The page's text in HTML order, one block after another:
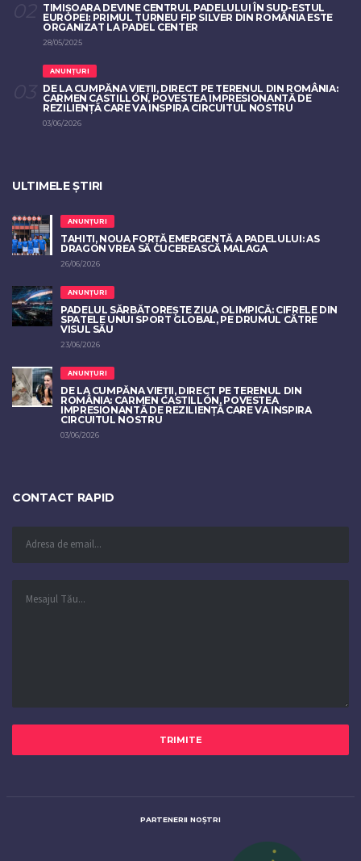
TIMIȘOARA DEVINE CENTRUL PADELULUI ÎN SUD-ESTUL
EUROPEI: PRIMUL TURNEU FIP SILVER DIN ROMÂNIA ESTE
ORGANIZAT LA PADEL CENTER
28/05/2025
ANUNȚURI
DE LA CUMPĂNA VIEȚII, DIRECT PE TERENUL DIN ROMÂNIA:
CARMEN CASTILLÓN, POVESTEA IMPRESIONANTĂ DE
REZILIENȚĂ CARE VA INSPIRA CIRCUITUL NOSTRU
03/06/2026
ULTIMELE ȘTIRI
ANUNȚURI
TAHITI, NOUA FORȚĂ EMERGENTĂ A PADELULUI: AS
DRAGON VREA SĂ CUCEREASCĂ MALAGA
26/06/2026
ANUNȚURI
PADELUL SĂRBĂTOREȘTE ZIUA OLIMPICĂ: CIFRELE DIN
SPATELE UNUI SPORT GLOBAL, PE DRUMUL CĂTRE
VISUL SĂU
23/06/2026
ANUNȚURI
DE LA CUMPĂNA VIEȚII, DIRECT PE TERENUL DIN
ROMÂNIA: CARMEN CASTILLÓN, POVESTEA
IMPRESIONANTĂ DE REZILIENȚĂ CARE VA INSPIRA
CIRCUITUL NOSTRU
03/06/2026
CONTACT RAPID
PARTENERII NOȘTRI